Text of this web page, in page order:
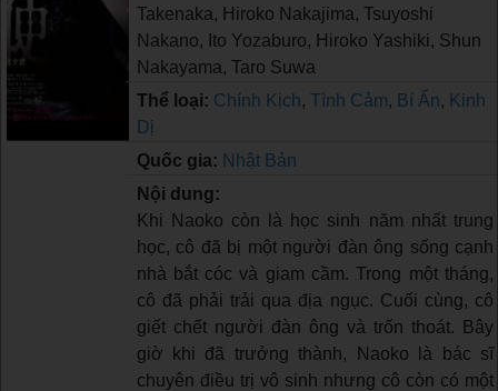
Takenaka, Hiroko Nakajima, Tsuyoshi
Nakano, Ito Yozaburo, Hiroko Yashiki, Shun
Nakayama, Taro Suwa
Thể loại: Chính Kịch, Tình Cảm, Bí Ẩn, Kinh
Dị
Quốc gia: Nhật Bản
Nội dung:
Khi Naoko còn là học sinh năm nhất trung
học, cô đã bị một người đàn ông sống cạnh
nhà bắt cóc và giam cầm. Trong một tháng,
cô đã phải trải qua địa ngục. Cuối cùng, cô
giết chết người đàn ông và trốn thoát. Bây
giờ khi đã trưởng thành, Naoko là bác sĩ
chuyên điều trị vô sinh nhưng cô còn có một